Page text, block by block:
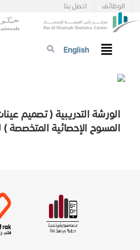
اتصل بنا الوظائف
English
الورشة التدريبية ( تصميم
المسوح الإحصائية المتخصصة